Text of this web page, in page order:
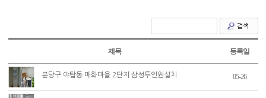
제목 등록일
분당구 야탑동 매화마을 2단지 삼성투인원설치 05-26